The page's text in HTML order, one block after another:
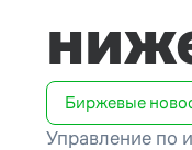
Биржевые
Управление по